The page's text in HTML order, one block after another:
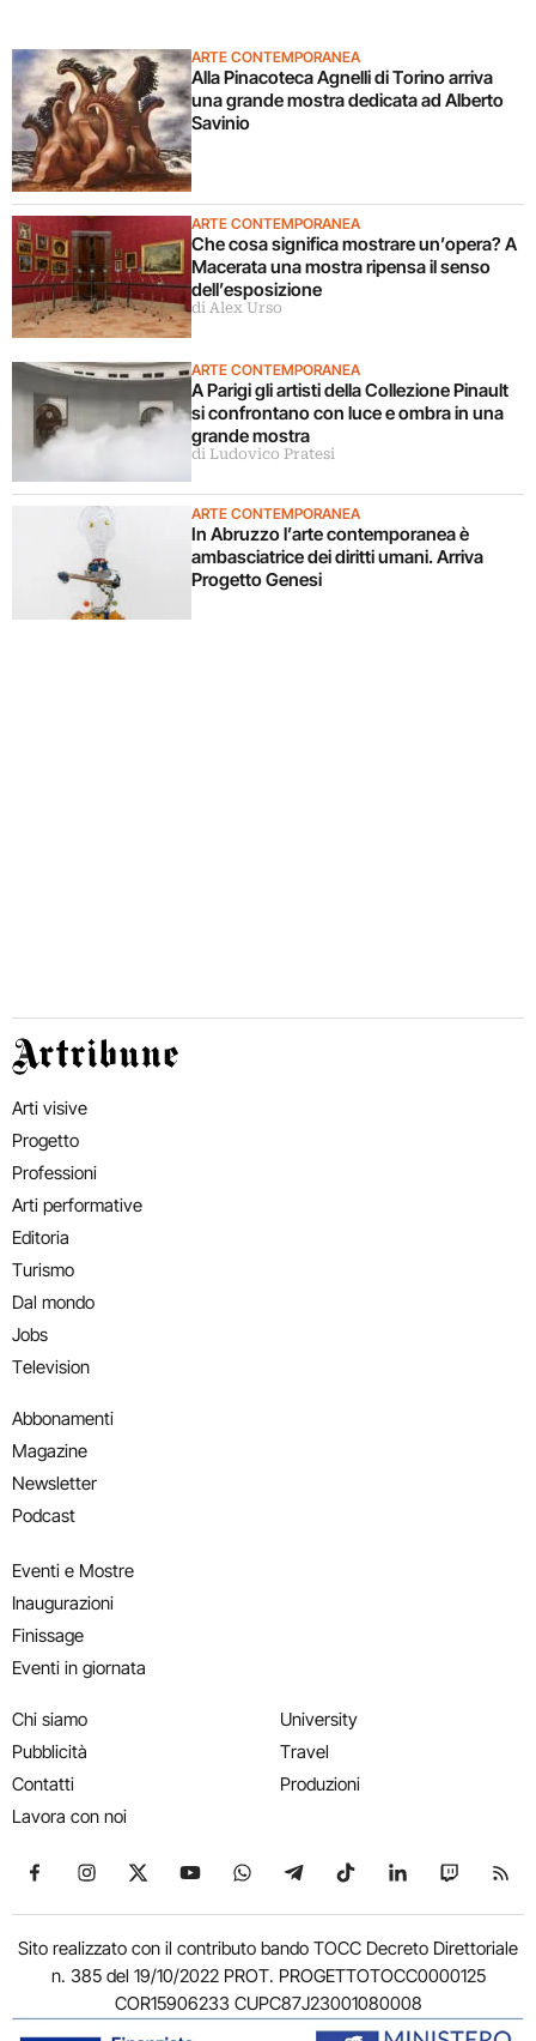
ARTE CONTEMPORANEA
Alla Pinacoteca Agnelli di Torino arriva
una grande mostra dedicata ad Alberto
Savinio
ARTE CONTEMPORANEA
Che cosa significa mostrare un’opera? A
Macerata una mostra ripensa il senso
dell’esposizione
di Alex Urso
ARTE CONTEMPORANEA
A Parigi gli artisti della Collezione Pinault
si confrontano con luce e ombra in una
grande mostra
di Ludovico Pratesi
ARTE CONTEMPORANEA
In Abruzzo l’arte contemporanea è
ambasciatrice dei diritti umani. Arriva
Progetto Genesi
Artribune
Arti visive
Progetto
Professioni
Arti performative
Editoria
Turismo
Dal mondo
Jobs
Television
Abbonamenti
Magazine
Newsletter
Podcast
Eventi e Mostre
Inaugurazioni
Finissage
Eventi in giornata
Chi siamo
Pubblicità
Contatti
Lavora con noi
University
Travel
Produzioni
Seguici su Facebook
Seguici su Instagram
Seguici su X
Seguici su YouTube
Seguici su WhatsApp
Seguici su Telegram
Seguici su TikTok
Seguici su
Seguici
Sito realizzato con il contributo bando TOCC Decreto Direttoriale
n. 385 del 19/10/2022 PROT. PROGETTOTOCC0000125
COR15906233 CUPC87J23001080008